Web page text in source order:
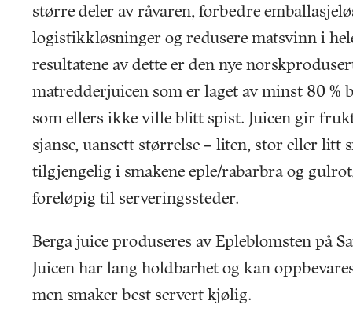
større deler av råvaren, forbedre
logistikkløsninger og redusere matsvinn i
resultatene av dette er den nye
matredderjuicen som er laget av minst 80 %
som ellers ikke ville blitt spist. Juicen gir
sjanse, uansett størrelse – liten, stor eller litt
tilgjengelig i smakene eple/rabarbra og
foreløpig til serveringssteder.
Berga juice produseres av Epleblomsten på
Juicen har lang holdbarhet og kan
men smaker best servert kjølig.